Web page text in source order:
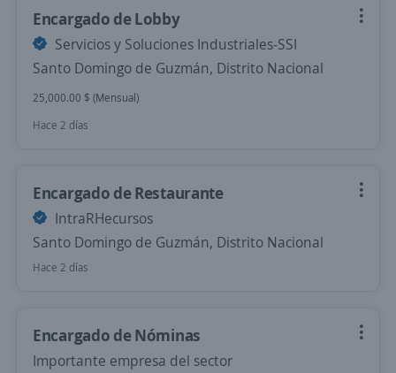
Encargado de Lobby
Servicios y Soluciones Industriales-SSI
Santo Domingo de Guzmán, Distrito Nacional
25,000.00 $ (Mensual)
Hace 2 días
Encargado de Restaurante
IntraRHecursos
Santo Domingo de Guzmán, Distrito Nacional
Hace 2 días
Encargado de Nóminas
Importante empresa del sector